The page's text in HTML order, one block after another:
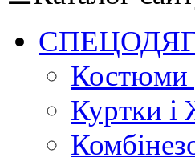
Костюми
Куртки і